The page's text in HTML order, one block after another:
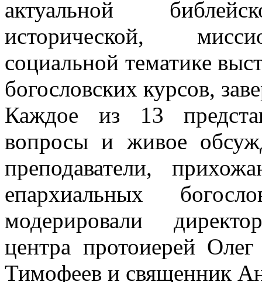
актуальной
исторической,
социальной тематике
богословских курсов,
Каждое из 13
вопросы и живое
преподаватели,
епархиальных
модерировали
центра протоиерей
Тимофеев и священник